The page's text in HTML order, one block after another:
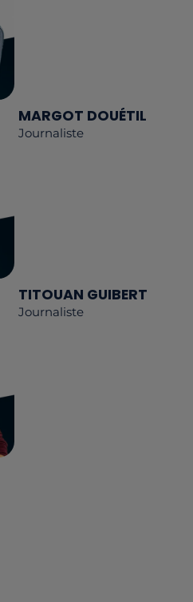
MARGOT DOUÉTIL
Journaliste
TITOUAN GUIBERT
Journaliste